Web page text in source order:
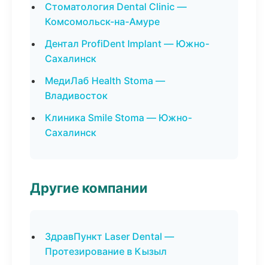
Стоматология Dental Clinic —
Комсомольск-на-Амуре
Дентал ProfiDent Implant — Южно-
Сахалинск
МедиЛаб Health Stoma —
Владивосток
Клиника Smile Stoma — Южно-
Сахалинск
Другие компании
ЗдравПункт Laser Dental —
Протезирование в Кызыл